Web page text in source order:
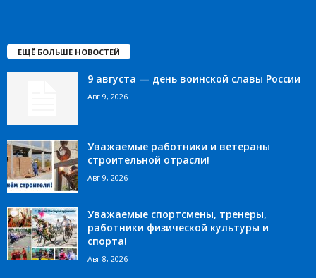
ЕЩЁ БОЛЬШЕ НОВОСТЕЙ
9 августа — день воинской славы России
Авг 9, 2026
Уважаемые работники и ветераны
строительной отрасли!
Авг 9, 2026
Уважаемые спортсмены, тренеры,
работники физической культуры и
спорта!
Авг 8, 2026